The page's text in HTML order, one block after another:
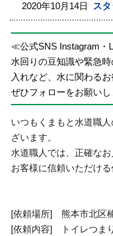
2020年10月14日 ス
≪公式SNS Instagram・
水回りの豆知識や緊急
入れなど、水に関わる
ぜひフォローをお願いし
いつもくまもと水道職
ざいます。
水道職人では、正確な
お客様に信頼いただけ
[依頼場所] 熊本市北区
[依頼内容] トイレつま